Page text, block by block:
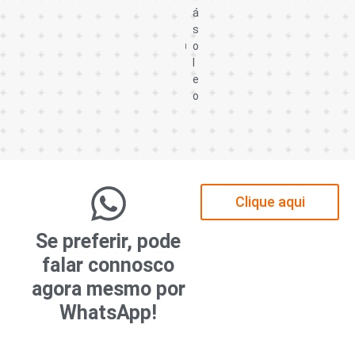
á
s
o
l
e
o
Se preferir, pode
falar connosco
agora mesmo por
WhatsApp!
Clique aqui